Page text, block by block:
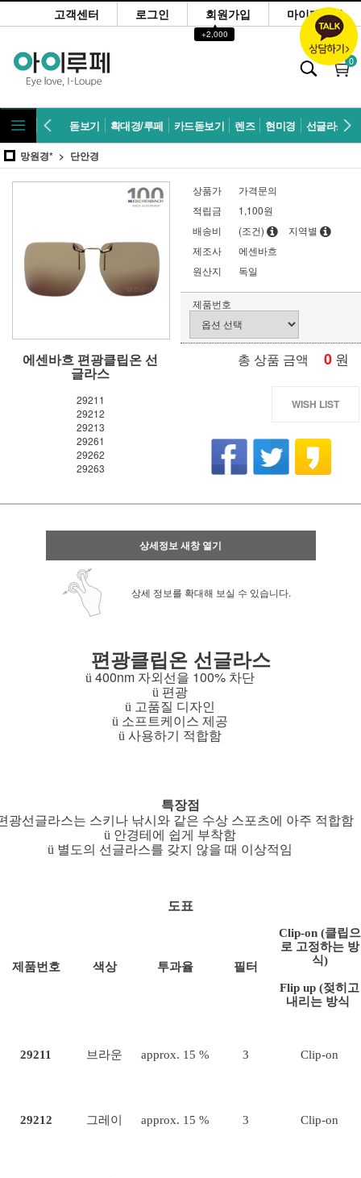
고객센터 로그인 회원가입
▲
+2,000
마이페이지
0
돋보기 확대경/루페 카드돋보기 렌즈 현미경 선글라스
망원경* 단안경
에센바흐 편광클립온 선
글라스
29211
29212
29213
29261
29262
29263
상품가
가격문의
적립금
1,100원
배송비
(조건)
지역별
제조사
에센바흐
원산지
독일
제품번호
총 상품 금액 0 원
WISH LIST
상세정보 새창 열기
상세 정보를 확대해 보실 수 있습니다.
편광클립온 선글라스
ü 400nm 자외선을 100% 차단
ü 편광
ü 고품질 디자인
ü 소프트케이스 제공
ü 사용하기 적합함
특장점
광선글라스는 스키나 낚시와 같은 수상 스포츠에 아주 적합함
ü 안경테에 쉽게 부착함
ü 별도의 선글라스를 갖지 않을 때 이상적임
도표
제품번호 색상 투과율 필터
Clip-on (클립으
로 고정하는 방
식)
Flip up (젖히고
내리는 방식
29211 브라운 approx. 15 % 3 Clip-on
29212 그레이 approx. 15 % 3 Clip-on